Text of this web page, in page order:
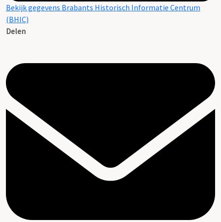
Bekijk gegevens Brabants Historisch Informatie Centrum
(BHIC)
Delen